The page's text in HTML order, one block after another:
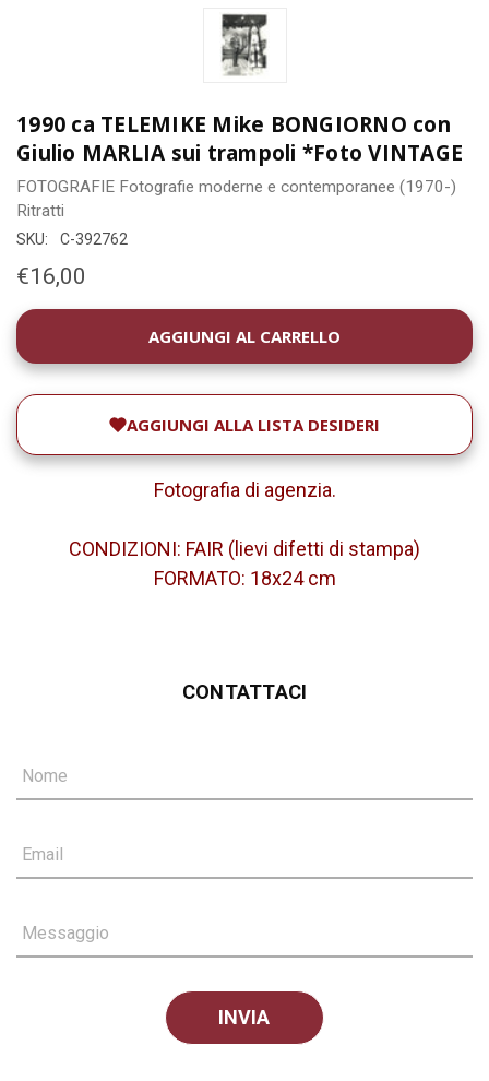
1990 ca TELEMIKE Mike BONGIORNO con
Giulio MARLIA sui trampoli *Foto VINTAGE
FOTOGRAFIE Fotografie moderne e contemporanee (1970-)
Ritratti
SKU: C-392762
€16,00
DISPONIBILITÀ
ATTUALE:
AGGIUNGI ALLA LISTA DESIDERI
Fotografia di agenzia.
CONDIZIONI: FAIR (lievi difetti di stampa)
FORMATO: 18x24 cm
CONTATTACI
Nome
Email
Messaggio